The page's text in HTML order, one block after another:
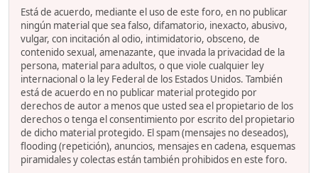
Está de acuerdo, mediante el uso de este foro, en no publicar
ningún material que sea falso, difamatorio, inexacto, abusivo,
vulgar, con incitación al odio, intimidatorio, obsceno, de
contenido sexual, amenazante, que invada la privacidad de la
persona, material para adultos, o que viole cualquier ley
internacional o la ley Federal de los Estados Unidos. También
está de acuerdo en no publicar material protegido por
derechos de autor a menos que usted sea el propietario de los
derechos o tenga el consentimiento por escrito del propietario
de dicho material protegido. El spam (mensajes no deseados),
flooding (repetición), anuncios, mensajes en cadena, esquemas
piramidales y colectas están también prohibidos en este foro.